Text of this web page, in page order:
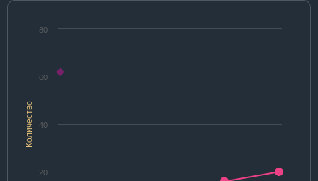
Количество
20
40
60
80